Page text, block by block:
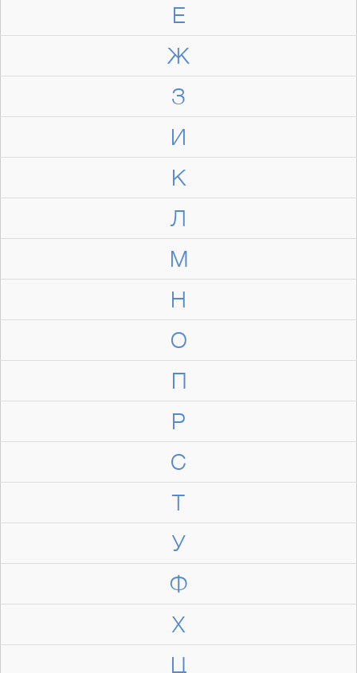
Е
Ж
З
И
К
Л
М
Н
О
П
Р
С
Т
У
Ф
Х
Ц